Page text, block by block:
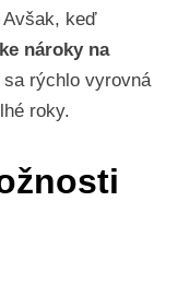
keď
nároky na
sa rýchlo vyrovná
roky.